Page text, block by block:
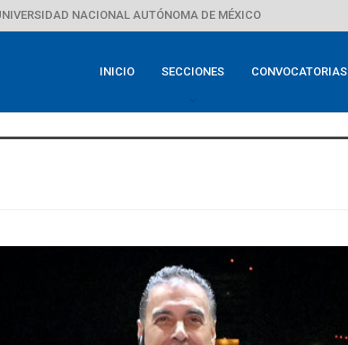
NACIONAL AUTÓNOMA DE MÉXICO
INICIO SECCIONES CONVOCATORIAS